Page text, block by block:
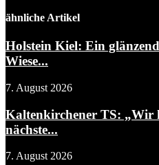
ähnliche Artikel
Holstein Kiel: Ein
Wiese...
7. August 2026
Kaltenkirchener TS: „Wir
nächste...
7. August 2026